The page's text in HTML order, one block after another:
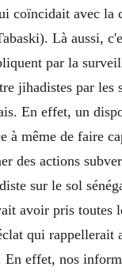
coïncidait avec la
Là aussi,
par la
jihadistes par les
En effet, un
à même de faire
des actions
sur le sol
avoir pris toutes
qui rappellerait
En effet, nos